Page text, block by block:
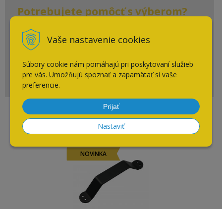
Vaše nastavenie cookies
Súbory cookie nám pomáhajú pri poskytovaní služieb
pre vás. Umožňujú spoznať a zapamätať si vaše
preferencie.
Prijať
Nastaviť
Potrebujete pomôcť s výberom?
+ 421 910 910 883
Po-Pia: 7:30 - 16:00
eshop@cpsi.sk
Napíšte nám kedykoľvek
Súvisiace produkty
NOVINKA